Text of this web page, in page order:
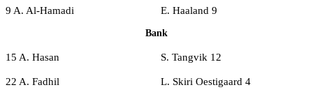
9 A. Al-Hamadi E. Haaland 9
Bank
15 A. Hasan S. Tangvik 12
22 A. Fadhil L. Skiri Oestigaard 4